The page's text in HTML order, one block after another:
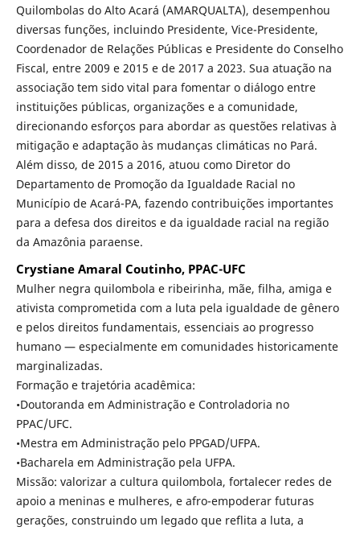
Quilombolas do Alto Acará (AMARQUALTA), desempenhou
diversas funções, incluindo Presidente, Vice-Presidente,
Coordenador de Relações Públicas e Presidente do Conselho
Fiscal, entre 2009 e 2015 e de 2017 a 2023. Sua atuação na
associação tem sido vital para fomentar o diálogo entre
instituições públicas, organizações e a comunidade,
direcionando esforços para abordar as questões relativas à
mitigação e adaptação às mudanças climáticas no Pará.
Além disso, de 2015 a 2016, atuou como Diretor do
Departamento de Promoção da Igualdade Racial no
Município de Acará-PA, fazendo contribuições importantes
para a defesa dos direitos e da igualdade racial na região
da Amazônia paraense.
Crystiane Amaral Coutinho, PPAC-UFC
Mulher negra quilombola e ribeirinha, mãe, filha, amiga e
ativista comprometida com a luta pela igualdade de gênero
e pelos direitos fundamentais, essenciais ao progresso
humano — especialmente em comunidades historicamente
marginalizadas.
Formação e trajetória acadêmica:
•Doutoranda em Administração e Controladoria no
PPAC/UFC.
•Mestra em Administração pelo PPGAD/UFPA.
•Bacharela em Administração pela UFPA.
Missão: valorizar a cultura quilombola, fortalecer redes de
apoio a meninas e mulheres, e afro-empoderar futuras
gerações, construindo um legado que reflita a luta, a